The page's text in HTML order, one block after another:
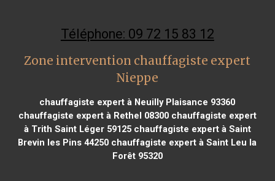
Téléphone: 09 72 15 83 12
Zone intervention chauffagiste expert
Nieppe
chauffagiste expert à Neuilly Plaisance 93360
chauffagiste expert à Rethel 08300chauffagiste expert
à Trith Saint Léger 59125chauffagiste expert à Saint
Brevin les Pins 44250 chauffagiste expert à Saint Leu la
Forêt 95320